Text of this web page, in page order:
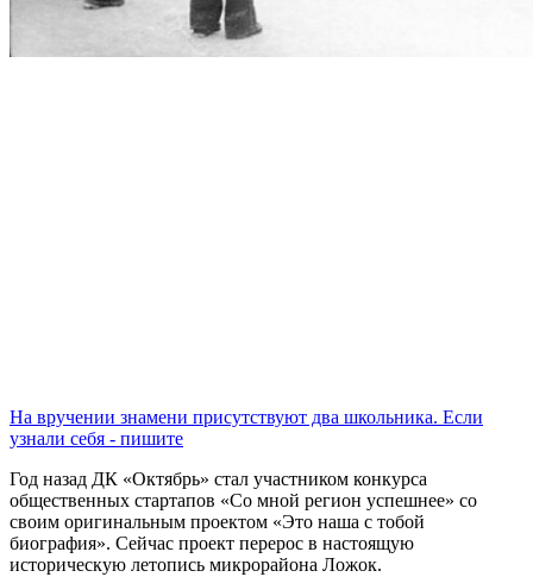
На вручении знамени присутствуют два школьника. Если
узнали себя - пишите
Год назад ДК «Октябрь» стал участником конкурса
общественных стартапов «Со мной регион успешнее» со
своим оригинальным проектом «Это наша с тобой
биография». Сейчас проект перерос в настоящую
историческую летопись микрорайона Ложок.